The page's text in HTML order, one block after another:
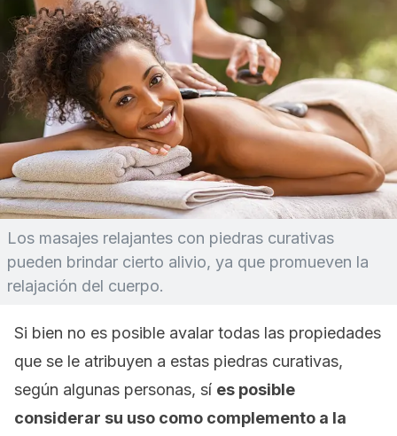
Los masajes relajantes con piedras curativas
pueden brindar cierto alivio, ya que promueven la
relajación del cuerpo.
Si bien no es posible avalar todas las propiedades
que se le atribuyen a estas piedras curativas,
según algunas personas, sí es posible
considerar su uso como complemento a la